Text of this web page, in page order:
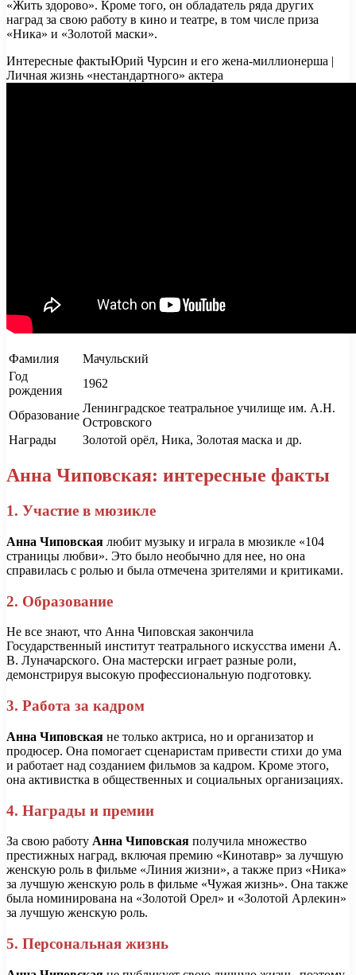
«Жить здорово». Кроме того, он обладатель ряда других
наград за свою работу в кино и театре, в том числе приза
«Ника» и «Золотой маски».
Интересные фактыЮрий Чурсин и его жена-миллионерша |
Личная жизнь «нестандартного» актера
Фамилия
Мачульский
Год
рождения
1962
Образование
Ленинградское театральное училище им. А.Н.
Островского
Награды
Золотой орёл, Ника, Золотая маска и др.
Анна Чиповская: интересные факты
1. Участие в мюзикле
Анна Чиповская любит музыку и играла в мюзикле «104
страницы любви». Это было необычно для нее, но она
справилась с ролью и была отмечена зрителями и критиками.
2. Образование
Не все знают, что Анна Чиповская закончила
Государственный институт театрального искусства имени А.
В. Луначарского. Она мастерски играет разные роли,
демонстрируя высокую профессиональную подготовку.
3. Работа за кадром
Анна Чиповская не только актриса, но и организатор и
продюсер. Она помогает сценаристам привести стихи до ума
и работает над созданием фильмов за кадром. Кроме этого,
она активистка в общественных и социальных организациях.
4. Награды и премии
За свою работу Анна Чиповская получила множество
престижных наград, включая премию «Кинотавр» за лучшую
женскую роль в фильме «Линия жизни», а также приз «Ника»
за лучшую женскую роль в фильме «Чужая жизнь». Она также
была номинирована на «Золотой Орел» и «Золотой Арлекин»
за лучшую женскую роль.
5. Персональная жизнь